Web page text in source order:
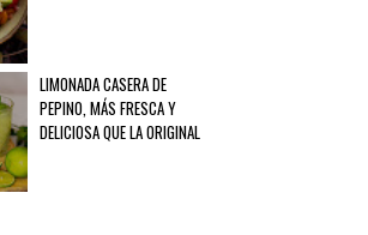
LIMONADA CASERA DE
PEPINO, MÁS FRESCA Y
DELICIOSA QUE LA ORIGINAL